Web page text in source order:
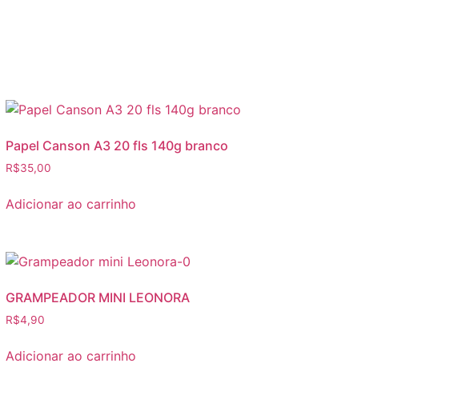
Papel Canson A3 20 fls 140g branco
R$35,00
Adicionar ao carrinho
GRAMPEADOR MINI LEONORA
R$4,90
Adicionar ao carrinho